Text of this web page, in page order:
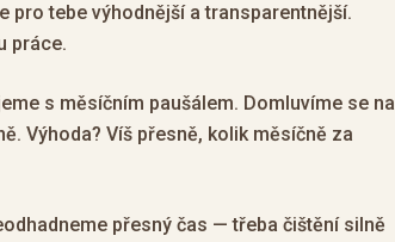
tebe výhodnější a transparentnější.
práce.
s měsíčním paušálem. Domluvíme se na
Výhoda? Víš přesně, kolik měsíčně za
přesný čas — třeba čištění silně